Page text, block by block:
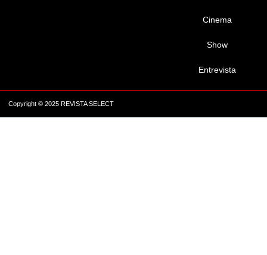
Cinema
Show
Entrevista
Copyright © 2025 REVISTA SELECT